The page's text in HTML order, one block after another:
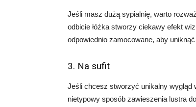
Jeśli masz dużą sypialnię, warto
odbicie łóżka stworzy ciekawy efekt
odpowiednio zamocowane, aby
3. Na sufit
Jeśli chcesz stworzyć unikalny wygląd
nietypowy sposób zawieszenia lustra